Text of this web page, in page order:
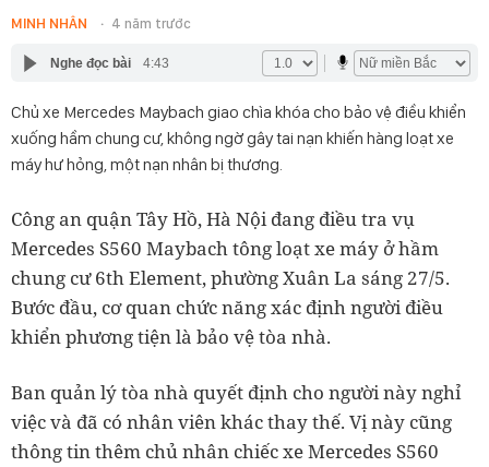
MINH NHÂN 4 năm trước
Nghe đọc bài 4:43
Chủ xe Mercedes Maybach giao chìa khóa cho bảo vệ điều khiển
xuống hầm chung cư, không ngờ gây tai nạn khiến hàng loạt xe
máy hư hỏng, một nạn nhân bị thương.
Công an quận Tây Hồ, Hà Nội đang điều tra vụ
Mercedes S560 Maybach tông loạt xe máy ở hầm
chung cư 6th Element, phường Xuân La sáng 27/5.
Bước đầu, cơ quan chức năng xác định người điều
khiển phương tiện là bảo vệ tòa nhà.
Ban quản lý tòa nhà quyết định cho người này nghỉ
việc và đã có nhân viên khác thay thế. Vị này cũng
thông tin thêm chủ nhân chiếc xe Mercedes S560